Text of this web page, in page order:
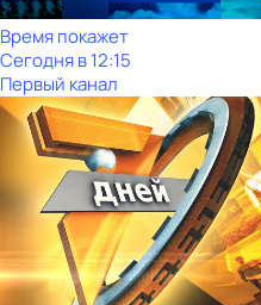
Время покажет
Сегодня в 12:15
Первый канал